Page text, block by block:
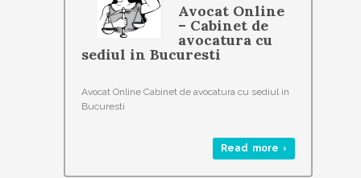
Avocat Online
– Cabinet de
avocatura cu
sediul in Bucuresti
Avocat Online Cabinet de avocatura cu sediul in
Bucuresti
Read more ›